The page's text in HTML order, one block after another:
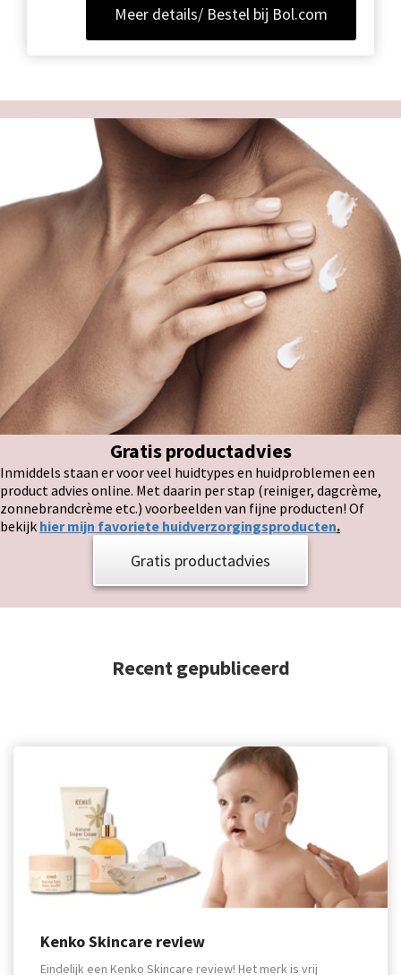
Meer details/ Bestel bij Bol.com
Gratis productadvies
Inmiddels staan er voor veel huidtypes en huidproblemen een
product advies online. Met daarin per stap (reiniger, dagcrème,
zonnebrandcrème etc.) voorbeelden van fijne producten! Of
bekijk hier mijn favoriete huidverzorgingsproducten.
Gratis productadvies
Recent gepubliceerd
Kenko Skincare review
Eindelijk een Kenko Skincare review! Het merk is vrij